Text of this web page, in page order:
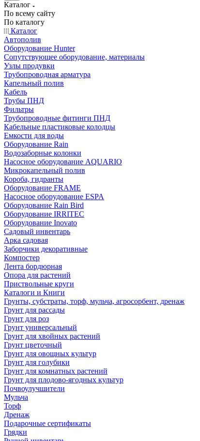
Каталог
По всему сайту
По каталогу
Каталог
Автополив
Оборудование Hunter
Сопутствующее оборудование, материалы
Узлы продувки
Трубопроводная арматура
Капельный полив
Кабель
Трубы ПНД
Фильтры
Трубопроводные фитинги ПНД
Кабельные пластиковые колодцы
Емкости для воды
Оборудование Rain
Водозаборные колонки
Насосное оборудование AQUARIO
Микрокапельный полив
Короба, гидранты
Оборудование FRAME
Насосное оборудование ESPA
Оборудование Rain Bird
Оборудование IRRITEC
Оборудование Inovato
Садовый инвентарь
Арка садовая
Заборчики декоративные
Компостер
Лента бордюрная
Опора для растений
Приствольные круги
Каталоги и Книги
Грунты, субстраты, торф, мульча, агросорбент, дренаж
Грунт для рассады
Грунт для роз
Грунт универсальный
Грунт для хвойных растений
Грунт цветочный
Грунт для овощных культур
Грунт для голубики
Грунт для комнатных растений
Грунт для плодово-ягодных культур
Почвоулучшители
Мульча
Торф
Дренаж
Подарочные сертификаты
Грядки